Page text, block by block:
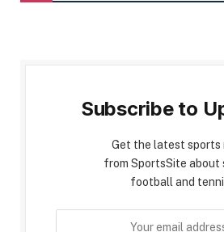
Subscribe to
Get the latest sports
from SportsSite about
football and